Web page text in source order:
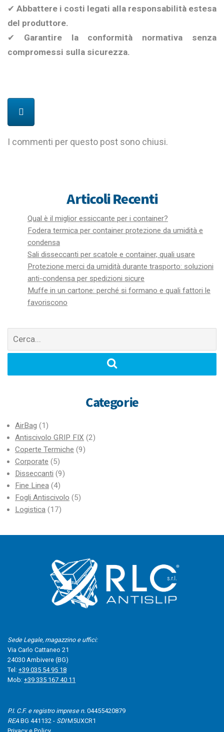
✔ Abbattere i costi legati alla responsabilità estesa
del produttore.
✔ Garantire la conformità normativa senza
compromessi sulla sicurezza.
I commenti per questo post sono chiusi.
Articoli Recenti
Qual è il miglior essiccante per i container?
Fodera termica per container protezione da umidità e
condensa
Sali disseccanti per scatole e container, quali usare
Protezione merci da umidità durante trasporto: soluzioni
anti-condensa per spedizioni sicure
Muffe in un cartone: perché si formano e quali fattori le
favoriscono
Categorie
AirBag (1)
Antiscivolo GRIP FIX (2)
Coperte Termiche (9)
Corporate (5)
Disseccanti (9)
Fine Linea (4)
Fogli Antiscivolo (5)
Logistica (17)
Sede Legale, magazzino e uffici:
Via Carlo Cattaneo 21
24030 Ambivere (BG)
Tel: +39 035 54 95 18
Mob: +39 335 167 40 11
P.I. C.F. e registro imprese n. 04455420879
REA BG 441132 - SDIM5UXCR1